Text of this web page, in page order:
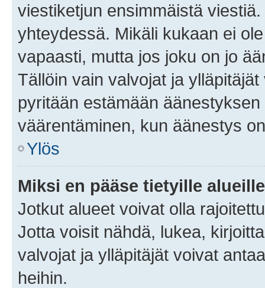
viestiketjun ensimmäistä
yhteydessä. Mikäli kukaan ei
vapaasti, mutta jos joku on jo
Tällöin vain valvojat ja
pyritään estämään
väärentäminen, kun äänestys
Ylös
Miksi en pääse tietyille
Jotkut alueet voivat olla
Jotta voisit nähdä, lukea,
valvojat ja ylläpitäjät voivat
heihin.